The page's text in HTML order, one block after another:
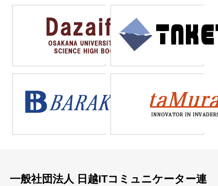
確にすることが不可欠
材が全体を俯瞰し、最適
な技術選択とプロジェク
ト設計を行うことで、効
率的かつ効果的なAI導入
が実現できるのだ。
一般社団法人 日越ITコミュニケーター連